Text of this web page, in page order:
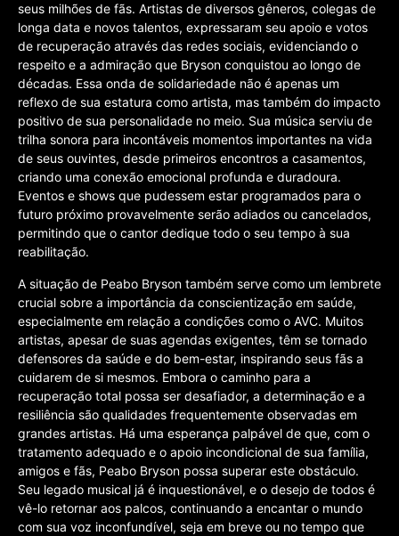
seus milhões de fãs. Artistas de diversos gêneros, colegas de
longa data e novos talentos, expressaram seu apoio e votos
de recuperação através das redes sociais, evidenciando o
respeito e a admiração que Bryson conquistou ao longo de
décadas. Essa onda de solidariedade não é apenas um
reflexo de sua estatura como artista, mas também do impacto
positivo de sua personalidade no meio. Sua música serviu de
trilha sonora para incontáveis momentos importantes na vida
de seus ouvintes, desde primeiros encontros a casamentos,
criando uma conexão emocional profunda e duradoura.
Eventos e shows que pudessem estar programados para o
futuro próximo provavelmente serão adiados ou cancelados,
permitindo que o cantor dedique todo o seu tempo à sua
reabilitação.
A situação de Peabo Bryson também serve como um lembrete
crucial sobre a importância da conscientização em saúde,
especialmente em relação a condições como o AVC. Muitos
artistas, apesar de suas agendas exigentes, têm se tornado
defensores da saúde e do bem-estar, inspirando seus fãs a
cuidarem de si mesmos. Embora o caminho para a
recuperação total possa ser desafiador, a determinação e a
resiliência são qualidades frequentemente observadas em
grandes artistas. Há uma esperança palpável de que, com o
tratamento adequado e o apoio incondicional de sua família,
amigos e fãs, Peabo Bryson possa superar este obstáculo.
Seu legado musical já é inquestionável, e o desejo de todos é
vê-lo retornar aos palcos, continuando a encantar o mundo
com sua voz inconfundível, seja em breve ou no tempo que